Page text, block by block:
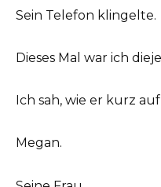
Sein Telefon klingelte.
Dieses Mal war ich
Ich sah, wie er kurz
Megan.